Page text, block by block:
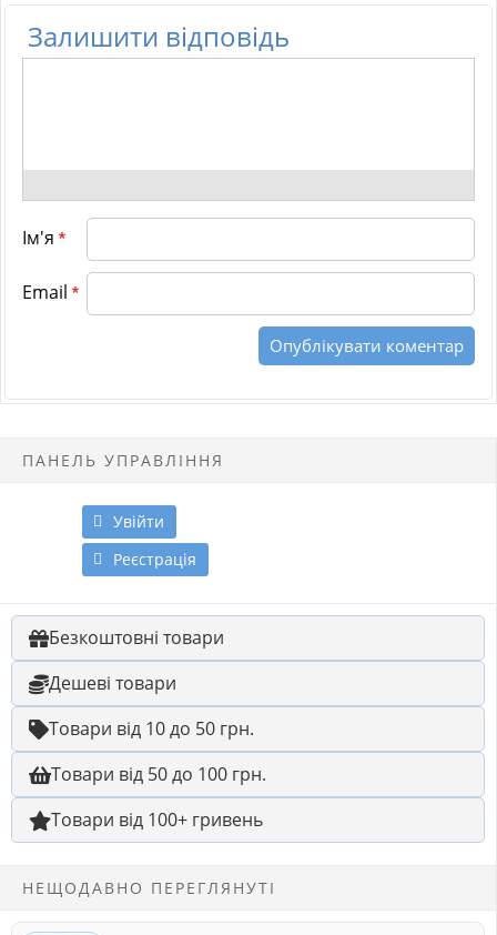
Залишити відповідь
Ім'я *
Email *
ПАНЕЛЬ УПРАВЛІННЯ
Увійти
Реєстрація
Безкоштовні товари
Дешеві товари
Товари від 10 до 50 грн.
Товари від 50 до 100 грн.
Товари від 100+ гривень
НЕЩОДАВНО ПЕРЕГЛЯНУТІ